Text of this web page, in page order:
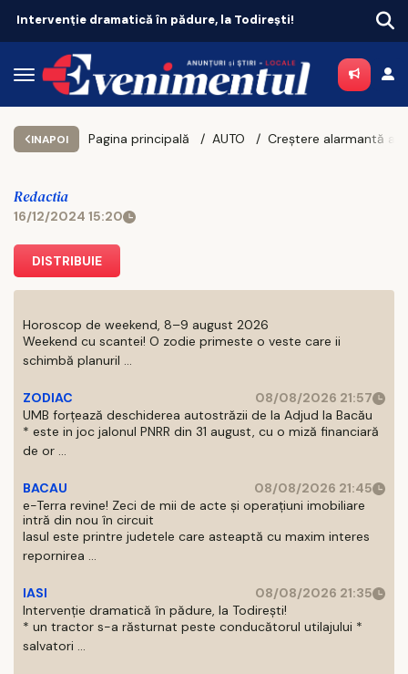
dramatică în pădure, la Todirești!
INAPOI Pagina principală AUTO
Redactia
16/12/2024 15:20
DISTRIBUIE
Horoscop de weekend, 8–9 august 2026
Weekend cu scantei! O zodie primeste o veste care ii
schimbă planuril ...
ZODIAC
08/08/2026 21:57
UMB forțează deschiderea autostrăzii de la Adjud la Bacău
* este in joc jalonul PNRR din 31 august, cu o miză financiară
de or ...
BACAU
08/08/2026 21:45
e-Terra revine! Zeci de mii de acte și operațiuni imobiliare
intră din nou în circuit
Iasul este printre judetele care asteaptă cu maxim interes
repornirea ...
IASI
08/08/2026 21:35
Intervenție dramatică în pădure, la Todirești!
* un tractor s-a răsturnat peste conducătorul utilajului *
salvatori ...